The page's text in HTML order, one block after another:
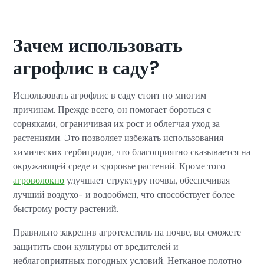
Зачем использовать
агрофлис в саду?
Использовать агрофлис в саду стоит по многим
причинам. Прежде всего, он помогает бороться с
сорняками, ограничивая их рост и облегчая уход за
растениями. Это позволяет избежать использования
химических гербицидов, что благоприятно сказывается на
окружающей среде и здоровье растений. Кроме того
агроволокноулучшает структуру почвы, обеспечивая
лучший воздухо- и водообмен, что способствует более
быстрому росту растений.
Правильно закрепив агротекстиль на почве, вы сможете
защитить свои культуры от вредителей и
неблагоприятных погодных условий. Нетканое полотно